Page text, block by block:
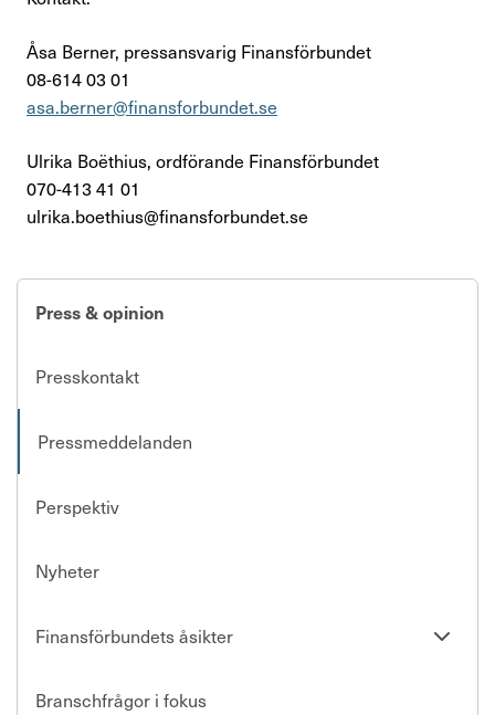
Åsa Berner, pressansvarig Finansförbundet
08-614 03 01
asa.berner@finansforbundet.se
Ulrika Boëthius, ordförande Finansförbundet
070-413 41 01
ulrika.boethius@finansforbundet.se
Press & opinion
Presskontakt
Pressmeddelanden
Perspektiv
Nyheter
Finansförbundets åsikter
Se
Branschfrågor i fokus